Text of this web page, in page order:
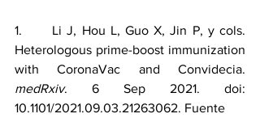
1.      Li J, Hou L, Guo X, Jin P, y cols.
Heterologous prime-boost immunization
medRxiv. 6 Sep 2021. doi:
10.1101/2021.09.03.21263062. Fuente